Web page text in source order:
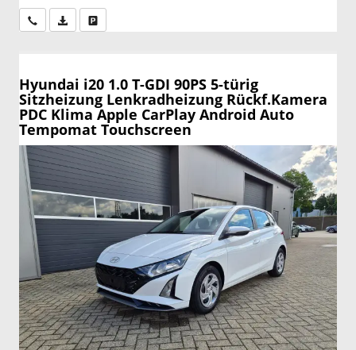
Wir rufen Sie anPDF-Datei, Fahrzeugexposé drucken
Hyundai i20 1.0 T-GDI 90PS 5-türig
Sitzheizung Lenkradheizung Rückf.Kamera
PDC Klima Apple CarPlay Android Auto
Tempomat Touchscreen